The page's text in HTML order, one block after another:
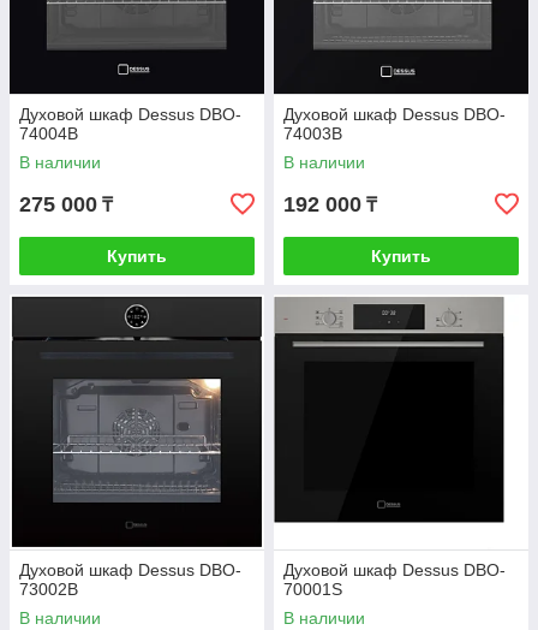
Духовой шкаф Dessus DBO-
74004B
В наличии
275 000 ₸
Купить
Духовой шкаф Dessus DBO-
74003B
В наличии
192 000 ₸
Купить
Духовой шкаф Dessus DBO-
73002B
В наличии
Духовой шкаф Dessus DBO-
70001S
В наличии